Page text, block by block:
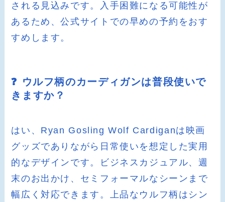
される見込みです。入手困難になる可能性が
あるため、公式サイトでの早めの予約をおす
すめします。
❓ ウルフ柄のカーディガンは普段使いで
きますか？
はい、Ryan Gosling Wolf Cardiganは映画
グッズでありながら日常使いを想定した実用
的なデザインです。ビジネスカジュアル、週
末のお出かけ、セミフォーマルなシーンまで
幅広く対応できます。上品なウルフ柄はシン